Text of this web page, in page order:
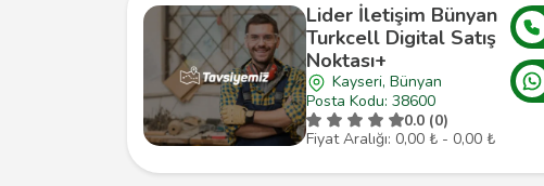
Lider İletişim Bünyan
Turkcell Digital Satış
Noktası+
Kayseri, Bünyan
Posta Kodu: 38600
0.0 (0)
Fiyat Aralığı: 0,00 ₺ - 0,00 ₺